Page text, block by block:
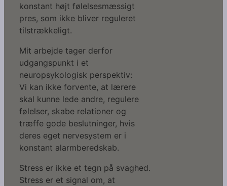
konstant højt følelsesmæssigt
pres, som ikke bliver reguleret
tilstrækkeligt.
Mit arbejde tager derfor
udgangspunkt i et
neuropsykologisk perspektiv:
Vi kan ikke forvente, at lærere
skal kunne lede andre, regulere
følelser, skabe relationer og
træffe gode beslutninger, hvis
deres eget nervesystem er i
konstant alarmberedskab.
Stress er ikke et tegn på svaghed.
Stress er et signal om, at